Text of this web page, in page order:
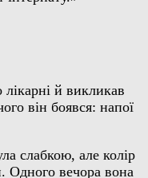
й викликав
він боявся: напої
слабкою, але колір
Одного вечора вона